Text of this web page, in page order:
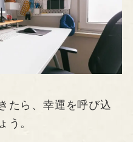
たら、幸運を呼び込
う。